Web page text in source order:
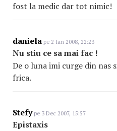
fost la medic dar tot nimic!
daniela pe 2 Ian 2008, 22:23
Nu stiu ce sa mai fac !
De o luna imi curge din nas
frica.
Stefype 3 Dec 2007, 15:57
Epistaxis